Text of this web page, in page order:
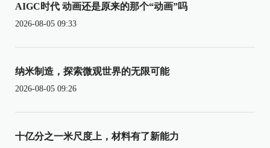
AIGC时代 动画还是原来的那个“动画”吗
2026-08-05 09:33
纳米制造，探索微观世界的无限可能
2026-08-05 09:26
十亿分之一米尺度上，材料有了新能力